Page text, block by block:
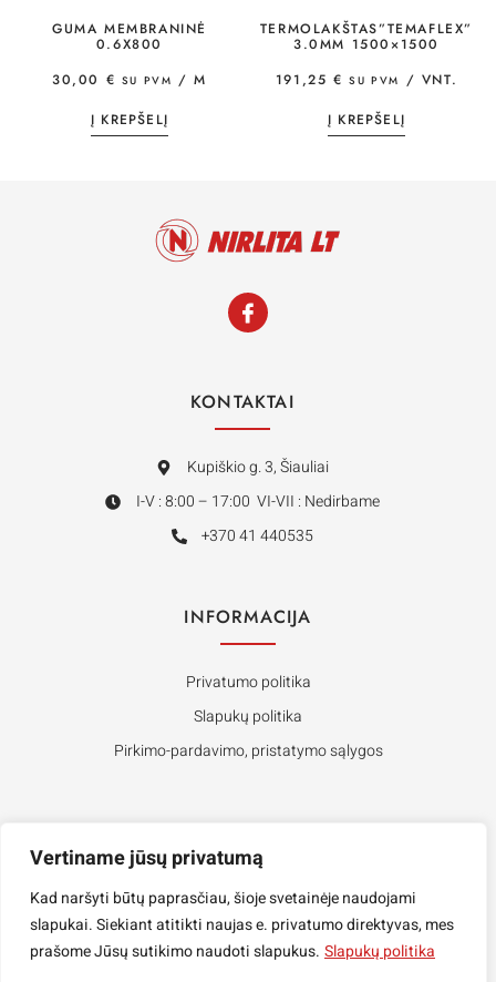
Vertiname jūsų privatumą
Kad naršyti būtų paprasčiau, šioje svetainėje naudojami
slapukai. Siekiant atitikti naujas e. privatumo direktyvas, mes
prašome Jūsų sutikimo naudoti slapukus. Slapukų politika
GUMA MEMBRANINĖ
0.6X800
30,00 € SU PVM / M
Į KREPŠELĮ
TERMOLAKŠTAS”TEMAFLEX”
3.0MM 1500×1500
191,25€ SU PVM / VNT.
Į KREPŠELĮ
KONTAKTAI
Kupiškio g. 3, Šiauliai
I-V : 8:00 – 17:00 VI-VII : Nedirbame
+370 41 440535
INFORMACIJA
Privatumo politika
Slapukų politika
Pirkimo-pardavimo, pristatymo sąlygos
Kontaktai
Rekvizitai
ES Parama